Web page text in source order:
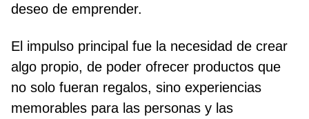
deseo de emprender.
El impulso principal fue la necesidad de crear
algo propio, de poder ofrecer productos que
no solo fueran regalos, sino experiencias
memorables para las personas y las